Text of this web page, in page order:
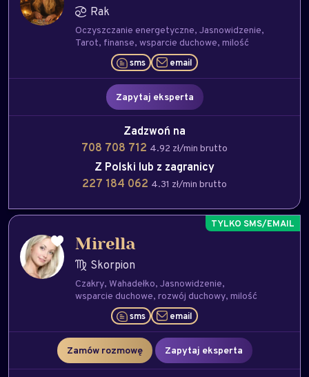
Rak
Oczyszczanie energetyczne Jasnowidzenie
Tarot finanse wsparcie duchowe milość
sms email
Zapytaj eksperta
Zadzwoń na
708 708 712 4.92 zł/min brutto
Z Polski lub z zagranicy
227 184 062 4.31 zł/min brutto
Mirella
Skorpion
Czakry Wahadełko Jasnowidzenie
wsparcie duchowe rozwój duchowy milość
sms email
Zamów rozmowę Zapytaj eksperta